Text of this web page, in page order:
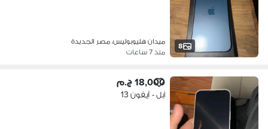
8
ميدان هليوبوليس، مصر الجديدة
منذ 7 ساعات
18,000 ج.م
آبل - آيفون 13